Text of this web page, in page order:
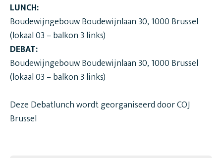
LUNCH:
Boudewijngebouw Boudewijnlaan 30, 1000 Brussel
(lokaal 03 – balkon 3 links)
DEBAT:
Boudewijngebouw Boudewijnlaan 30, 1000 Brussel
(lokaal 03 – balkon 3 links)
Deze Debatlunch wordt georganiseerd door COJ
Brussel